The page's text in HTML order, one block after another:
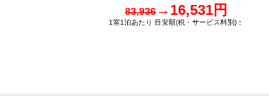
83,936 → 16,531円
1室1泊あたり 目安額(税・サービス料別)：